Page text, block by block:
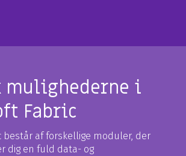
mulighederne i
Fabric
består af forskellige moduler, der
dig en fuld data- og